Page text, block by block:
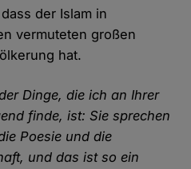
der Islam in
vermuteten großen
hat.
Dinge, die ich an Ihrer
finde, ist: Sie sprechen
Poesie und die
und das ist so ein